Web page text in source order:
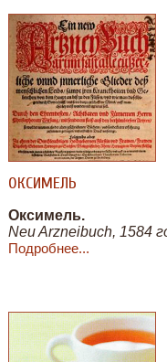
ОКСИМЕЛЬ
Оксимель.
Neu Arzneibuch, 1584
Подробнее...